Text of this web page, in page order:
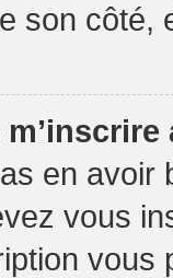
son côté,
en avoir
vous